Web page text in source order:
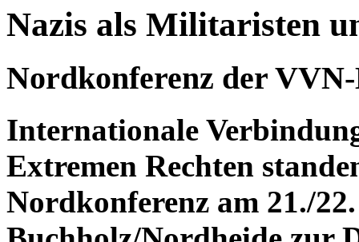
Nazis als Militaristen
Nordkonferenz der
Internationale
Extremen Rechten
Nordkonferenz am 21./